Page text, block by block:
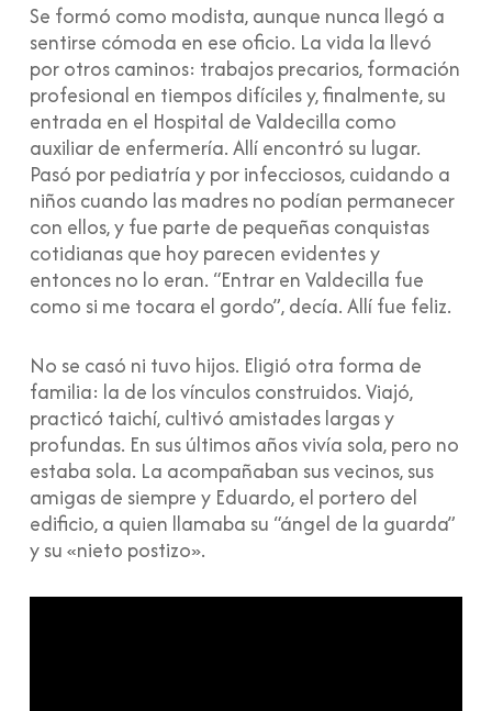
Se formó como modista, aunque nunca llegó a
sentirse cómoda en ese oficio. La vida la llevó
por otros caminos: trabajos precarios, formación
profesional en tiempos difíciles y, finalmente, su
entrada en el Hospital de Valdecilla como
auxiliar de enfermería. Allí encontró su lugar.
Pasó por pediatría y por infecciosos, cuidando a
niños cuando las madres no podían permanecer
con ellos, y fue parte de pequeñas conquistas
cotidianas que hoy parecen evidentes y
entonces no lo eran. “Entrar en Valdecilla fue
como si me tocara el gordo”, decía. Allí fue feliz.
No se casó ni tuvo hijos. Eligió otra forma de
familia: la de los vínculos construidos. Viajó,
practicó taichí, cultivó amistades largas y
profundas. En sus últimos años vivía sola, pero no
estaba sola. La acompañaban sus vecinos, sus
amigas de siempre y Eduardo, el portero del
edificio, a quien llamaba su “ángel de la guarda”
y su «nieto postizo».